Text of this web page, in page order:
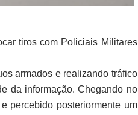
tiros com Policiais Militares
armados e realizando tráfico
da informação. Chegando no
percebido posteriormente um